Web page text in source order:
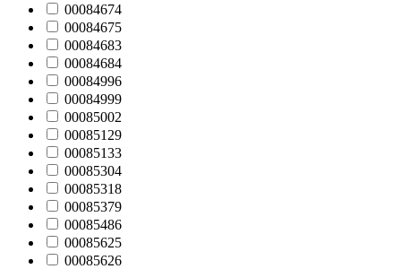
00084674
00084675
00084683
00084684
00084996
00084999
00085002
00085129
00085133
00085304
00085318
00085379
00085486
00085625
00085626